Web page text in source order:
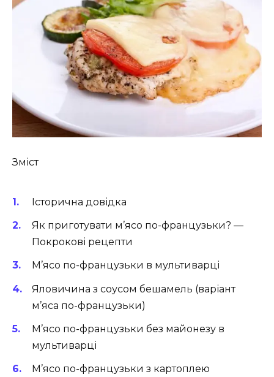
Зміст
Історична довідка
Як приготувати м’ясо по-французьки? —
Покрокові рецепти
М’ясо по-французьки в мультиварці
Яловичина з соусом бешамель (варіант
м’яса по-французьки)
М’ясо по-французьки без майонезу в
мультиварці
М’ясо по-французьки з картоплею